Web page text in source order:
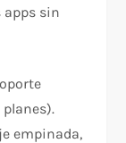
apps sin
empinada,